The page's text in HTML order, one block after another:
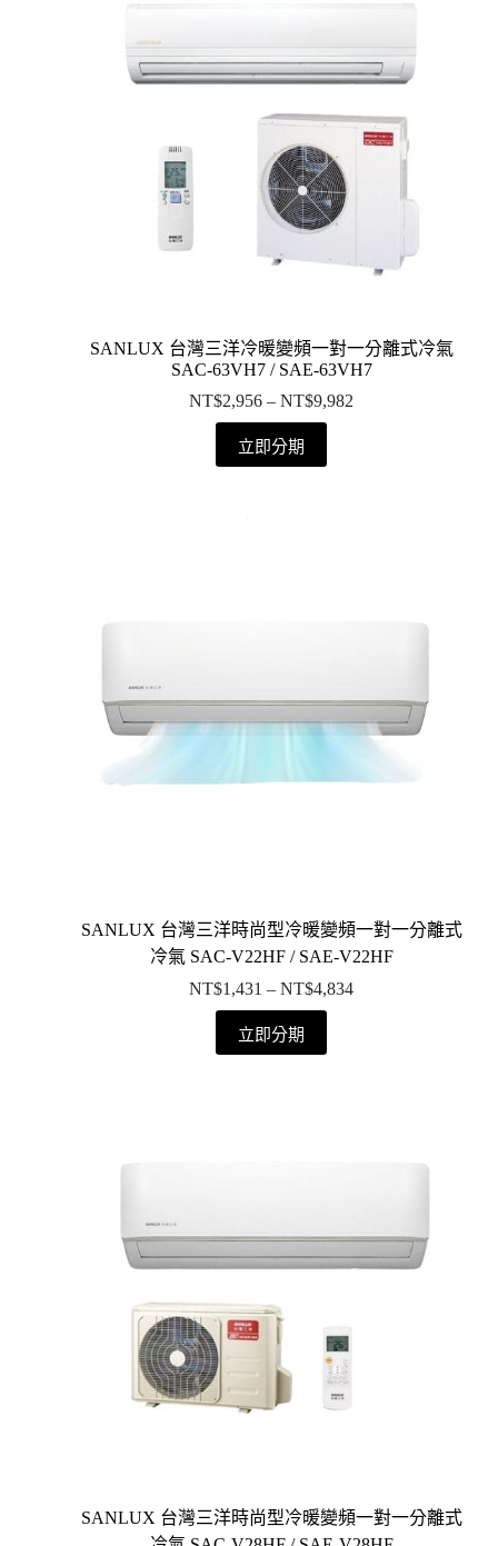
SANLUX 台灣三洋冷暖變頻一對一分離式冷氣
SAC-63VH7 / SAE-63VH7
NT$2,956 – NT$9,982
立即分期
SANLUX 台灣三洋時尚型冷暖變頻一對一分離式
冷氣 SAC-V22HF / SAE-V22HF
NT$1,431 – NT$4,834
立即分期
SANLUX 台灣三洋時尚型冷暖變頻一對一分離式